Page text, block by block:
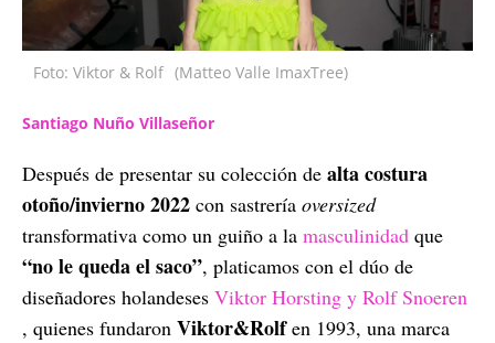
Foto: Viktor & Rolf (Matteo Valle ImaxTree)
Santiago Nuño Villaseñor
Después de presentar su colección de alta costura
otoño/invierno 2022 con sastrería oversized
transformativa como un guiño a la masculinidad que
“no le queda el saco”, platicamos con el dúo de
diseñadores holandeses Viktor Horsting y Rolf Snoeren
, quienes fundaron Viktor&Rolfen 1993, una marca